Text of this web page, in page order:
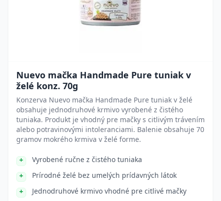
Nuevo mačka Handmade Pure tuniak v
želé konz. 70g
Konzerva Nuevo mačka Handmade Pure tuniak v želé
obsahuje jednodruhové krmivo vyrobené z čistého
tuniaka. Produkt je vhodný pre mačky s citlivým trávením
alebo potravinovými intoleranciami. Balenie obsahuje 70
gramov mokrého krmiva v želé forme.
Vyrobené ručne z čistého tuniaka
Prírodné želé bez umelých prídavných látok
Jednodruhové krmivo vhodné pre citlivé mačky